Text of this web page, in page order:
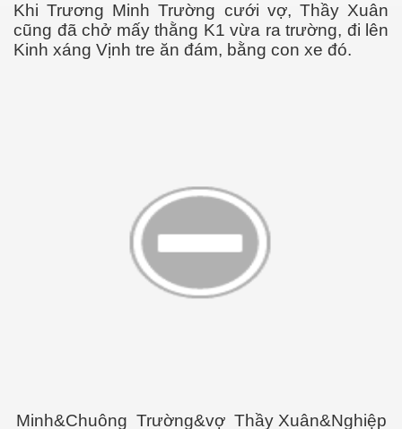
Khi Trương Minh Trường cưới vợ, Thầy Xuân
cũng đã chở mấy thằng K1 vừa ra trường, đi lên
Kinh xáng Vịnh tre ăn đám, bằng con xe đó.
Minh&Chuông Trường&vợ Thầy Xuân&Nghiệp